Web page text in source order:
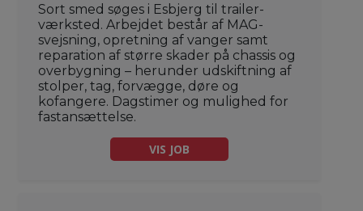
Sort smed søges i Esbjerg til trailer-
værksted. Arbejdet består af MAG-
svejsning, opretning af vanger samt
reparation af større skader på chassis og
overbygning – herunder udskiftning af
stolper, tag, forvægge, døre og
kofangere. Dagstimer og mulighed for
fastansættelse.
VIS JOB